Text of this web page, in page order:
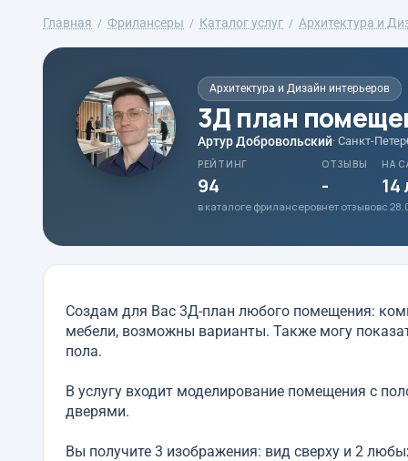
Главная Фрилансеры Каталог услуг Архитектура и
Архитектура и Дизайн интерьеров
3Д план
Артур Добровольский· Санкт-
РЕЙТИНГ
94
в каталоге фрилансеров
ОТЗЫВЫ
-
нет отзывов
НА
14
с
Создам для Вас 3Д-план любого помещения:
мебели, возможны варианты. Также могу
пола.
В услугу входит моделирование помещения с
дверями.
Вы получите 3 изображения: вид сверху и 2